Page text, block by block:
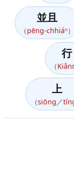
並且
（pēng-chhiáⁿ）
行
（
上
（siōng／